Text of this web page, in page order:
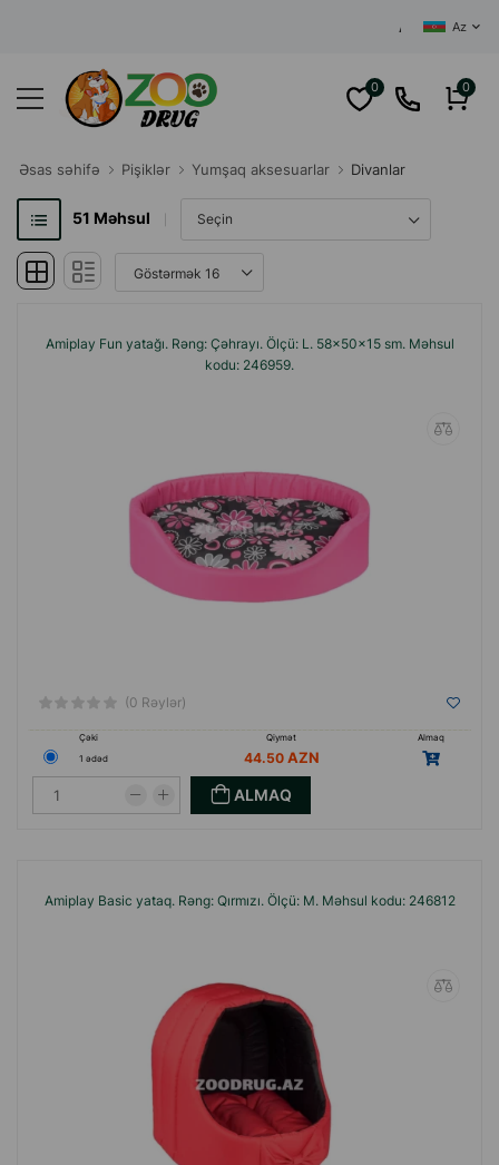
AZƏRBAYCANIN
Az
0 0
Əsas səhifə Pişiklər Yumşaq aksesuarlar Divanlar
51 Məhsul
Amiplay Fun yatağı. Rəng: Çəhrayı. Ölçü: L. 58x50x15 sm. Məhsul
kodu: 246959.
(0 Rəylər)
Çəki Qiymət
Almaq
1 ədəd
44.50
ALMAQ
Amiplay Basic yataq. Rəng: Qırmızı. Ölçü: M. Məhsul kodu: 246812